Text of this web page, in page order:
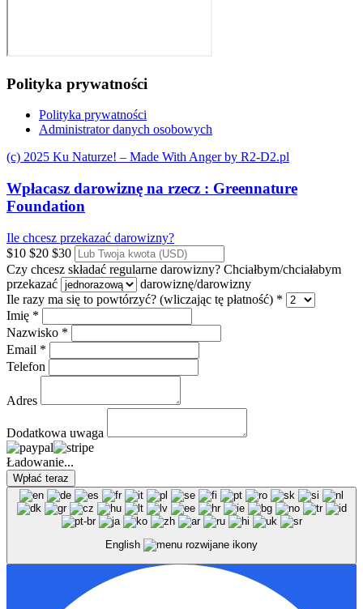
Polityka prywatności
Polityka prywatności
Administrator danych osobowych
(c) 2025 Ku Naturze! – Made With Anger by R2-D2.pl
Wpłacasz darowiznę na rzecz : Greennature
Foundation
Ile chcesz przekazać darowizny?
$10 $20 $30
Czy chcesz składać regularne darowizny? Chciałbym/chciałabym
przekazać
darowiznę/darowizny
Ile razy ma się to powtórzyć? (wliczając tę płatność) *
Imię *
Nazwisko *
Email *
Telefon
Adres
Dodatkowa uwaga
Ładowanie...
English